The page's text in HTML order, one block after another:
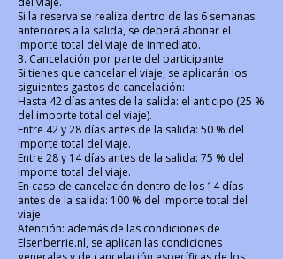
Si la reserva se realiza dentro de las 6 semanas
anteriores a la salida, se deberá abonar el
importe total del viaje de inmediato.
3. Cancelación por parte del participante
Si tienes que cancelar el viaje, se aplicarán los
siguientes gastos de cancelación:
Hasta 42 días antes de la salida: el anticipo (25 %
del importe total del viaje).
Entre 42 y 28 días antes de la salida: 50 % del
importe total del viaje.
Entre 28 y 14 días antes de la salida: 75 % del
importe total del viaje.
En caso de cancelación dentro de los 14 días
antes de la salida: 100 % del importe total del
viaje.
Atención: además de las condiciones de
Elsenberrie.nl, se aplican las condiciones